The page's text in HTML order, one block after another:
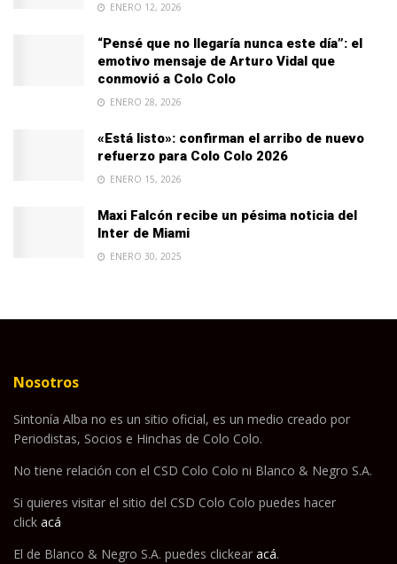
ENERO 12, 2026
“Pensé que no llegaría nunca este día”: el
emotivo mensaje de Arturo Vidal que
conmovió a Colo Colo
ENERO 28, 2026
«Está listo»: confirman el arribo de nuevo
refuerzo para Colo Colo 2026
ENERO 15, 2026
Maxi Falcón recibe un pésima noticia del
Inter de Miami
ENERO 30, 2025
Nosotros
Sintonía Alba no es un sitio oficial, es un medio creado por
Periodistas, Socios e Hinchas de Colo Colo.
No tiene relación con el CSD Colo Colo ni Blanco & Negro S.A.
Si quieres visitar el sitio del CSD Colo Colo puedes hacer
click acá
El de Blanco & Negro S.A. puedes clickear acá.